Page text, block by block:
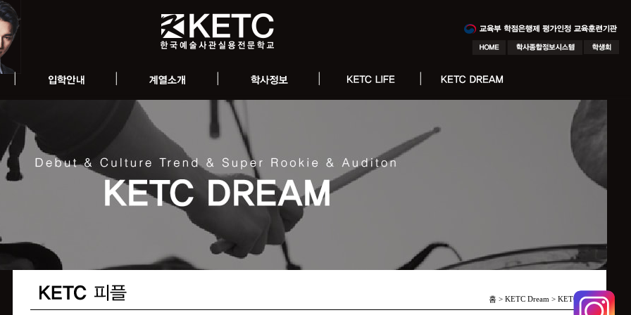
홈 > KETC Dream > KETC 피플